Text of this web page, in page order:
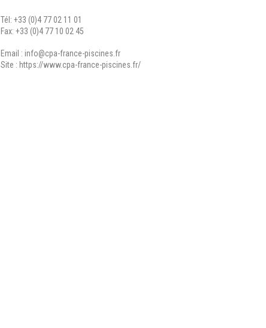
Tél: +33 (0)4 77 02 11 01
Fax: +33 (0)4 77 10 02 45
Email : info@cpa-france-piscines.fr
Site : https://www.cpa-france-piscines.fr/